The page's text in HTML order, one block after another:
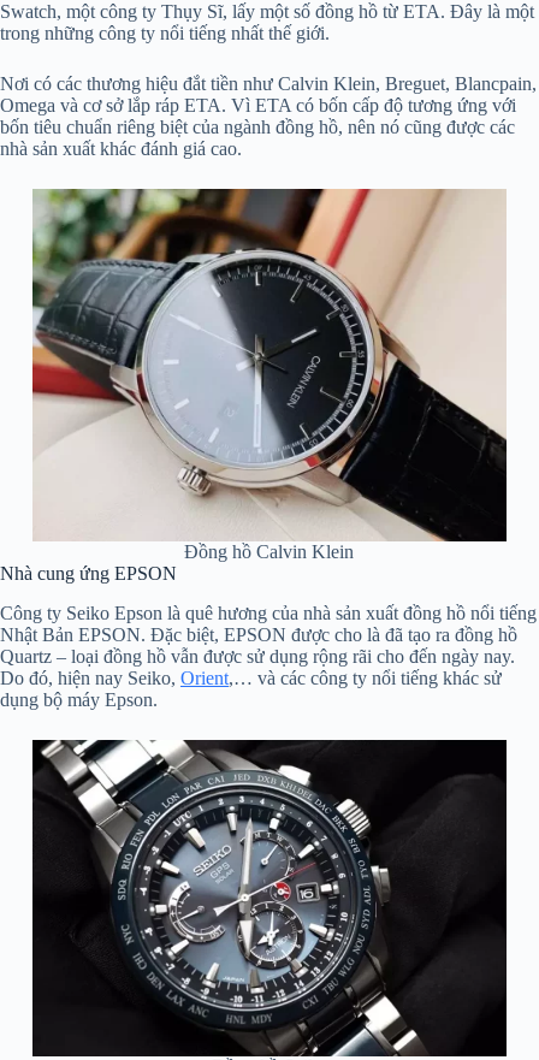
Swatch, một công ty Thụy Sĩ, lấy một số đồng hồ từ ETA. Đây là một
trong những công ty nổi tiếng nhất thế giới.
Nơi có các thương hiệu đắt tiền như Calvin Klein, Breguet, Blancpain,
Omega và cơ sở lắp ráp ETA. Vì ETA có bốn cấp độ tương ứng với
bốn tiêu chuẩn riêng biệt của ngành đồng hồ, nên nó cũng được các
nhà sản xuất khác đánh giá cao.
Đồng hồ Calvin Klein
Nhà cung ứng EPSON
Công ty Seiko Epson là quê hương của nhà sản xuất đồng hồ nổi tiếng
Nhật Bản EPSON. Đặc biệt, EPSON được cho là đã tạo ra đồng hồ
Quartz – loại đồng hồ vẫn được sử dụng rộng rãi cho đến ngày nay.
Do đó, hiện nay Seiko, Orient,… và các công ty nổi tiếng khác sử
dụng bộ máy Epson.